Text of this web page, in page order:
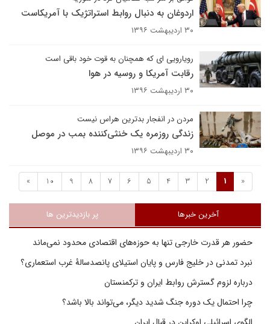
اردوغان به دنبال روابط استراتژیک با آمریکاست
۳۰ اردیبهشت ۱۳۹۶
رویارویی ای که همچنان به قوت خود باقی است
رقابت آمریکا و روسیه در هوا
۳۰ اردیبهشت ۱۳۹۶
مردن در انفجار بدترین هراس نیست
زندگی روزمره یک خنثی‌کننده بمب در موصل
۳۰ اردیبهشت ۱۳۹۶
«
1
2
3
4
5
6
7
8
9
10
»
آخرین خبرها پر بازدیدترین ها
حضور هر قدرت خارجی تنها به حوزه‌های اقتصادی محدود نمی‌ماند
نبرد تمدنی در خلیج فارس و پایان استیلای پانصدسالۀ غرب استعماری؟
درباره لزوم گسترش روابط ایران و ترکمنستان
چرا احتمال یک دوره جنگ شدید دیگر، می‌تواند بالا باشد؟